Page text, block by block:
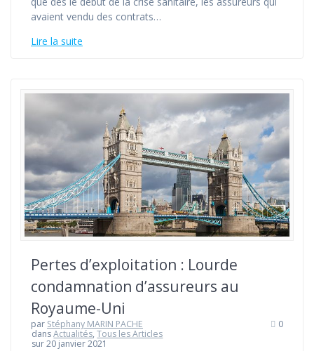
avaient vendu des contrats…
Lire la suite
Pertes d’exploitation : Lourde
condamnation d’assureurs au
Royaume-Uni
par Stéphany MARIN PACHE
dansActualités,Tous les Articles
sur 20 janvier 2021
0